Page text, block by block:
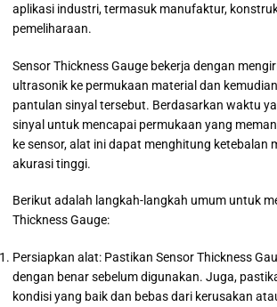
aplikasi industri, termasuk manufaktur,
pemeliharaan.
Sensor Thickness Gauge bekerja dengan
ultrasonik ke permukaan material dan
pantulan sinyal tersebut. Berdasarkan waktu
sinyal untuk mencapai permukaan yang
ke sensor, alat ini dapat menghitung ketebalan
akurasi tinggi.
Berikut adalah langkah-langkah umum untuk
Thickness Gauge:
Persiapkan alat: Pastikan Sensor Thickness
dengan benar sebelum digunakan. Juga,
kondisi yang baik dan bebas dari kerusakan